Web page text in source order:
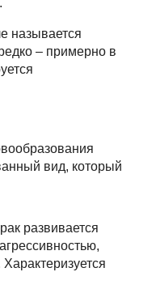
называется
– примерно в
вид, который
развивается